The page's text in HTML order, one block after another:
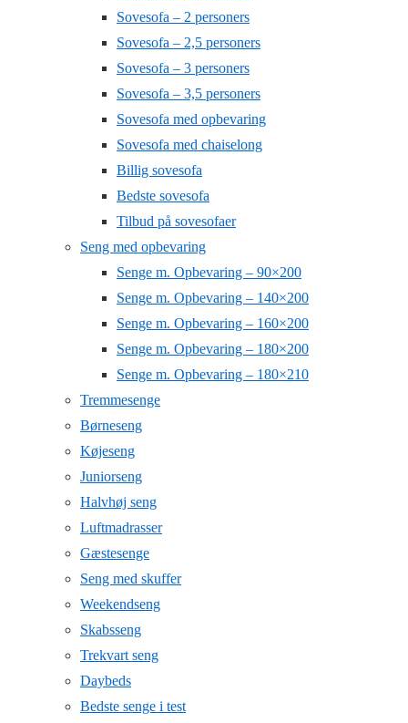
Sovesofa – 2 personers
Sovesofa – 2,5 personers
Sovesofa – 3 personers
Sovesofa – 3,5 personers
Sovesofa med opbevaring
Sovesofa med chaiselong
Billig sovesofa
Bedste sovesofa
Tilbud på sovesofaer
Seng med opbevaring
Senge m. Opbevaring – 90×200
Senge m. Opbevaring – 140×200
Senge m. Opbevaring – 160×200
Senge m. Opbevaring – 180×200
Senge m. Opbevaring – 180×210
Tremmesenge
Børneseng
Køjeseng
Juniorseng
Halvhøj seng
Luftmadrasser
Gæstesenge
Seng med skuffer
Weekendseng
Skabsseng
Trekvart seng
Daybeds
Bedste senge i test